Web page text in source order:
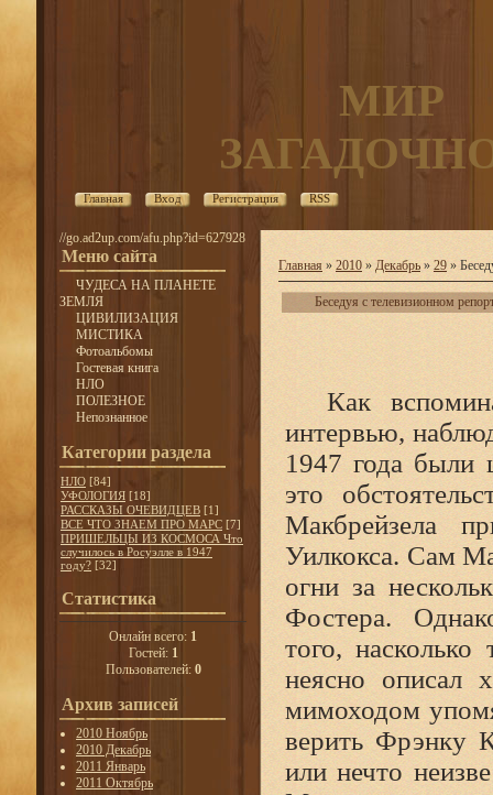
МИР
Главная Вход Регистрация RSS
//go.ad2up.com/afu.php?id=627928
Меню сайта
ЧУДЕСА НА ПЛАНЕТЕ
ЗЕМЛЯ
ЦИВИЛИЗАЦИЯ
МИСТИКА
Фотоальбомы
Гостевая книга
НЛО
ПОЛЕЗНОЕ
Непознанное
Категории раздела
НЛО [84]
УФОЛОГИЯ [18]
РАССКАЗЫ ОЧЕВИДЦЕВ [1]
ВСЕ ЧТО ЗНАЕМ ПРО МАРС [7]
ПРИШЕЛЬЦЫ ИЗ КОСМОСА Что
случилось в Росуэлле в 1947
году? [32]
Статистика
Онлайн всего: 1
Гостей: 1
Пользователей: 0
Архив записей
2010 Ноябрь
2010 Декабрь
2011 Январь
2011 Октябрь
Главная » 2010 » Декабрь » 29 »
Беседуя с телевизионном
Как
интервью,
1947 года были
это
Макбрейзела
Уилкокса. Сам
огни за
Фостера.
того,
неясно описал
мимоходом
верить Фрэнку
или нечто